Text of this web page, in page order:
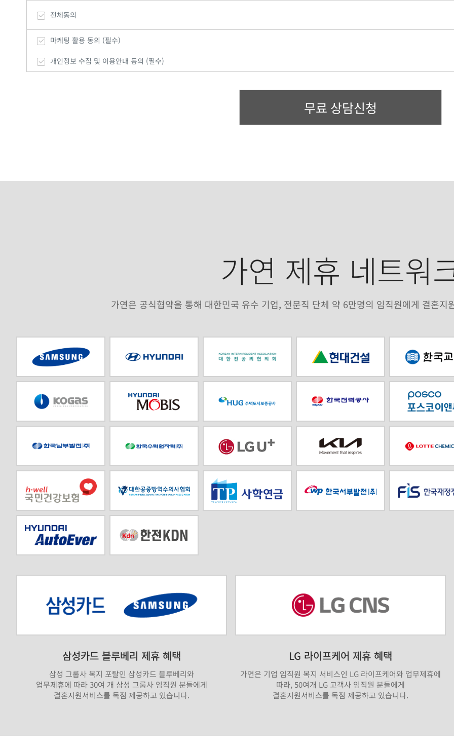
전체동의
마케팅 활용 동의 (필수)
개인정보 수집 및 이용안내 동의 (필수)
무료 상담신청
가연 제휴 네트워
가연은 공식협약을 통해 대한민국 유수 기업, 전문직 단체 약 6만명의 임직원에게 결혼지
삼성카드 블루베리 제휴 혜택
삼성 그룹사 복지 포탈인 삼성카드 블루베리와
업무제휴에 따라 30여 개 삼성 그룹사 임직원 분들에게
결혼지원서비스를 독점 제공하고 있습니다.
LG 라이프케어 제휴 혜택
가연은 기업 임직원 복지 서비스인 LG 라이프케어와 업무제휴에
따라, 50여개 LG 고객사 임직원 분들에게
결혼지원서비스를 독점 제공하고 있습니다.